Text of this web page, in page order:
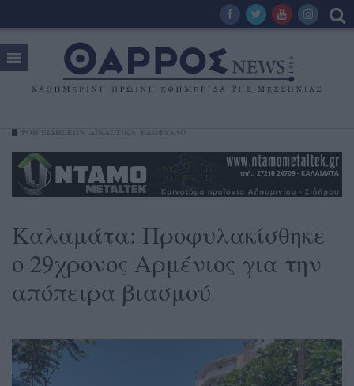
Καλαμάτα: Προφυλακίσθηκε
ο 29χρονος Αρμένιος για την
απόπειρα βιασμού